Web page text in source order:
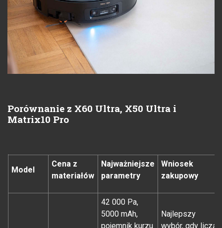
Porównanie z X60 Ultra, X50 Ultra i
Matrix10 Pro
Model
Cena z
materiałów
Najważniejsze
parametry
Wniosek
zakupowy
42 000 Pa,
5000 mAh,
pojemnik kurzu
Najlepszy
wybór, gdy liczą